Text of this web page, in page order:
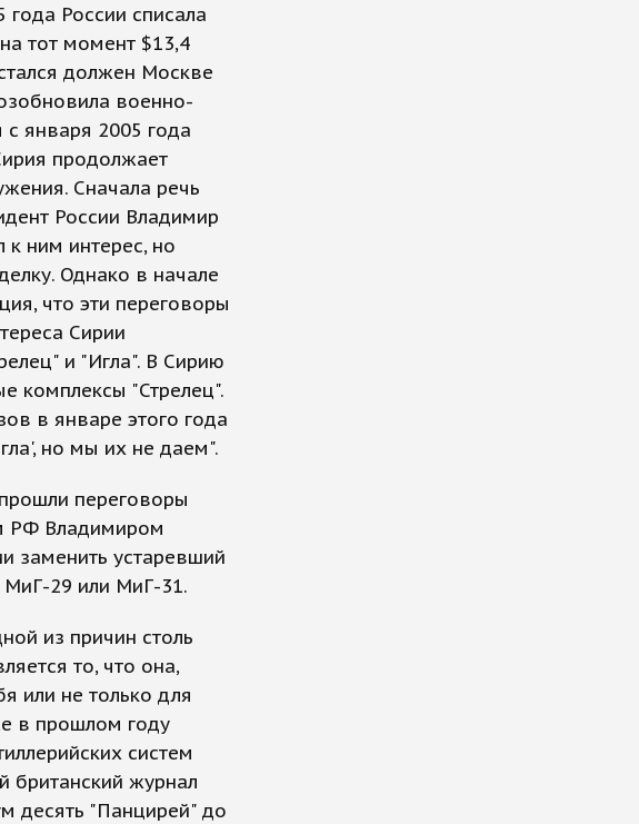
России списала
тот момент $13,4
должен Москве
военно-
с января 2005 года
продолжает
Сначала речь
России Владимир
ним интерес, но
Однако в начале
что эти переговоры
Сирии
и "Игла". В Сирию
комплексы "Стрелец".
в январе этого года
но мы их не даем".
переговоры
РФ Владимиром
заменить устаревший
29 или МиГ-31.
из причин столь
то, что она,
или не только для
в прошлом году
систем
британский журнал
десять "Панцирей" до